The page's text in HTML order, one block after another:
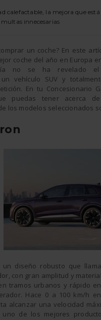
calefactable, la mejora que
innecesarias
un coche? En este
coche del año en Europa
no se ha revelado el
vehículo SUV y
En tu Concesionario
puedas tener acerca
los modelos seleccionados
un diseño robusto que
con gran amplitud y
tramos urbanos y rápido
Hace 0 a 100 km/h
alcanzar una velocidad
de los mejores